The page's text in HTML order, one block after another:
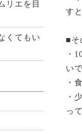
す
■そ
・
い
・
・
っ
リエを目
くてもい